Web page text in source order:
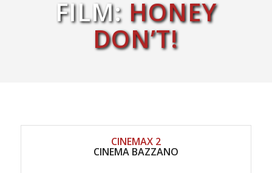
FILM: HONEY
DON’T!
CINEMAX 2
CINEMA BAZZANO